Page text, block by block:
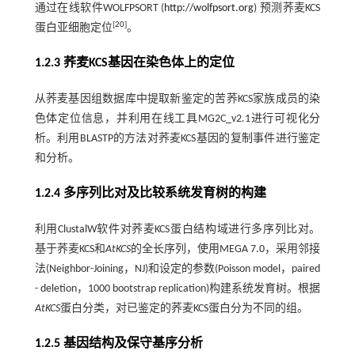
通过在线软件WOLFPSORT (http://wolfpsort.org) 预测荞麦KCS
蛋白亚细胞定位[20]。
1.2.3 荞麦KCS基因在染色体上的定位
从荞麦基因组数据库中提取新鉴定的苦荞KCS家族成员的染
色体定位信息，并利用在线工具MG2C_v2.1进行可视化分
析。利用BLASTP的方法对荞麦KCS基因的复制事件进行鉴定
和分析。
1.2.4 多序列比对及比较系统发育树的构建
利用ClustalW软件对荞麦KCS蛋白结构域进行多序列比对。
基于荞麦KCS和AtKCS的全长序列，使用MEGA 7.0，采用邻接
法(Neighbor-Joining，NJ)和设定的参数(Poisson model，paired
- deletion，1000 bootstrap replication)构建系统发育树。根据
AtKCS蛋白分类，对已鉴定的荞麦KCS蛋白分为不同的组。
1.2.5 基因结构及保守基序分析